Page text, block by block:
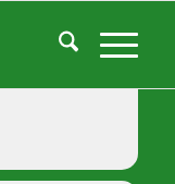
Type